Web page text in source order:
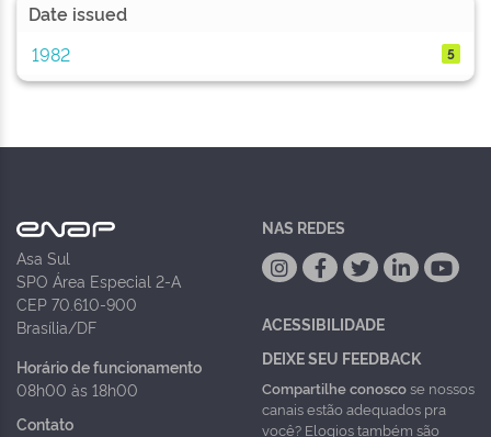
Date issued
1982
5
Asa Sul
SPO Área Especial 2-A
CEP 70.610-900
Brasília/DF
Horário de funcionamento
08h00 às 18h00
Contato
NAS REDES
ACESSIBILIDADE
DEIXE SEU FEEDBACK
Compartilhe conoscose nossos
canais estão adequados pra
você? Elogios também são